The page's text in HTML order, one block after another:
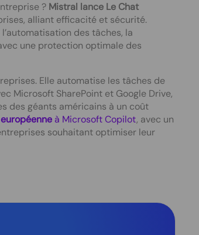
? Mistral lance Le Chat
alliant efficacité et sécurité.
des tâches, la
une protection optimale des
Elle automatise les tâches de
Microsoft SharePoint et Google Drive,
des géants américains à un coût
à Microsoft Copilot, avec un
souhaitant optimiser leur